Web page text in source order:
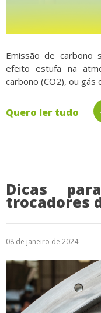
Emissão de carbono
efeito estufa na
carbono (CO2), ou gás
Quero ler tudo
Dicas
trocadores
08 de janeiro de 2024